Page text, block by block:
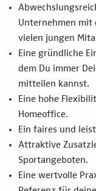
Unternehmen mit
vielen jungen
Eine gründliche
dem Du immer
mitteilen kannst.
Eine hohe
Homeoffice.
Ein faires und
Attraktive
Sportangeboten.
Eine wertvolle